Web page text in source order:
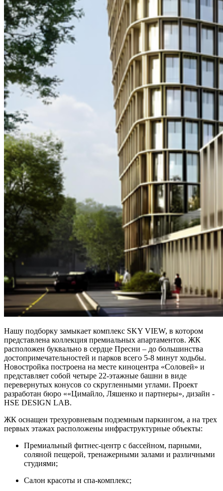
Нашу подборку замыкает комплекс SKY VIEW, в котором
представлена коллекция премиальных апартаментов. ЖК
расположен буквально в сердце Пресни – до большинства
достопримечательностей и парков всего 5-8 минут ходьбы.
Новостройка построена на месте киноцентра «Соловей» и
представляет собой четыре 22-этажные башни в виде
перевернутых конусов со скругленными углами. Проект
разработан бюро ««Цимайло, Ляшенко и партнеры», дизайн -
HSE DESIGN LAB.
ЖК оснащен трехуровневым подземным паркингом, а на трех
первых этажах расположены инфраструктурные объекты:
Премиальный фитнес-центр с бассейном, парными,
соляной пещерой, тренажерными залами и различными
студиями;
Салон красоты и спа-комплекс;